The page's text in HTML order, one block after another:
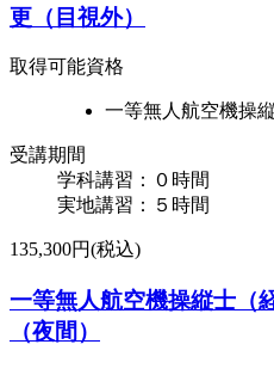
更（目視外）
取得可能資格
一等無人航空機操
受講期間
学科講習：０時間
実地講習：５時間
135,300円(税込)
一等無人航空機操縦士（
（夜間）